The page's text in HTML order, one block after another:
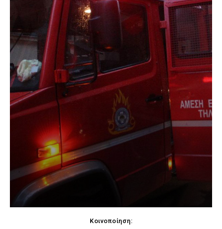
Κοινοποίηση: